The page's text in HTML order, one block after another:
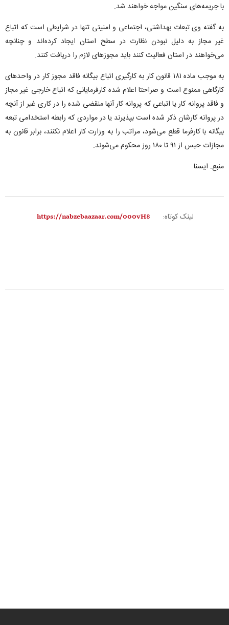
با جریمه‌های سنگین مواجه خواهند شد.
به گفته وی تبعات بهداشتی، اجتماعی و امنیتی تنها در شرایطی است که اتباع
غیر مجاز به دلیل نبودن نظارت در سطح استان ایجاد کرده‌اند و چنانچه
می‌خواهند در استان فعالیت کنند باید مجوز‌های لازم را دریافت کنند.
به موجب ماده ۱۸۱ قانون کار به کارگیری اتباع بیگانه فاقد مجوز کار در واحد‌های
کارگاهی ممنوع است و صراحتا اعلام شده کارفرمایانی که اتباع خارجی غیر مجاز
و فاقد پروانه کار یا اتباعی که پروانه کار آنها منقضی شده را در کاری غیر از آنچه
در پروانه کارشان ذکر شده است بپذیرند یا در مواردی که رابطه استخدامی تبعه
بیگانه با کارفرما قطع می‌شود، مراتب را به وزارت کار اعلام نکنند، برابر قانون به
مجازات حبس از ۹۱ تا ۱۸۰ روز محکوم می‌شوند.
منبع: ایسنا
لینک کوتاه: